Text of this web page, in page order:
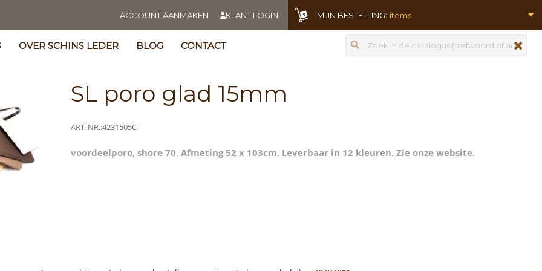
ACCOUNT AANMAKEN KLANT LOGIN MIJN BESTELLING: items
OVER SCHINS LEDER BLOG CONTACT Zoeken
SL poro glad 15mm
Meer
ART. NR.4231505C
voordeelporo, shore 70. Afmeting 52 x 103cm. Leverbaar in 12 kleuren. Zie onze website.